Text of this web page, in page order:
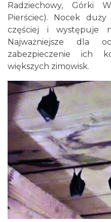
Radziechowy, Górki
Pierściec). Nocek
częściej i występuje
Najważniejsze dla
zabezpieczenie ich
większych zimowisk.